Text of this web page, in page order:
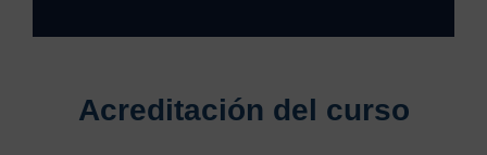
Acreditación del curso